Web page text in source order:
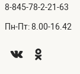
8-845-78-2-21-63
Пн-Пт: 8.00-16.42